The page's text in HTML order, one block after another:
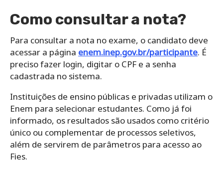
Como consultar a nota?
Para consultar a nota no exame, o candidato deve
acessar a página enem.inep.gov.br/participante. É
preciso fazer login, digitar o CPF e a senha
cadastrada no sistema.
Instituições de ensino públicas e privadas utilizam o
Enem para selecionar estudantes. Como já foi
informado, os resultados são usados como critério
único ou complementar de processos seletivos,
além de servirem de parâmetros para acesso ao
Fies.